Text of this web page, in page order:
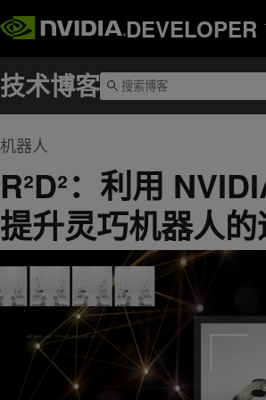
DEVELOPER
机器人
R²D²：利用
提升灵巧机器人